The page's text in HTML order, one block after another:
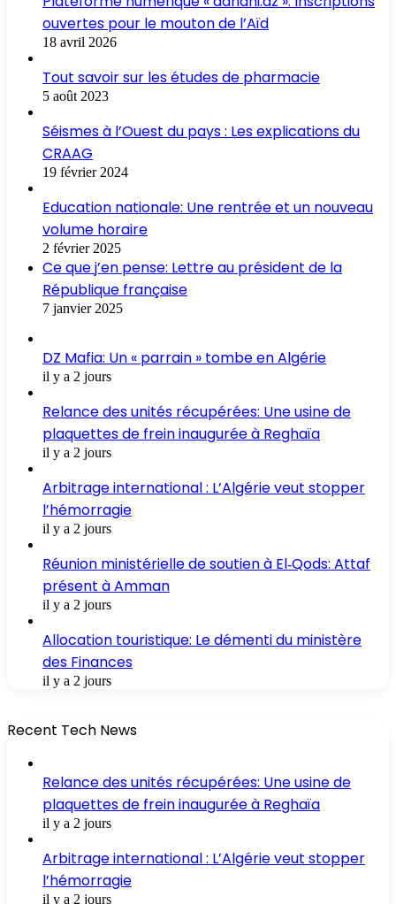
ouvertes pour le mouton de l’Aïd
18 avril 2026
Tout savoir sur les études de pharmacie
5 août 2023
Séismes à l’Ouest du pays : Les explications du
CRAAG
19 février 2024
Education nationale: Une rentrée et un nouveau
volume horaire
2 février 2025
Ce que j’en pense: Lettre au président de la
République française
7 janvier 2025
DZ Mafia: Un « parrain » tombe en Algérie
il y a 2 jours
Relance des unités récupérées: Une usine de
plaquettes de frein inaugurée à Reghaïa
il y a 2 jours
Arbitrage international : L’Algérie veut stopper
l’hémorragie
il y a 2 jours
Réunion ministérielle de soutien à El‑Qods: Attaf
présent à Amman
il y a 2 jours
Allocation touristique: Le démenti du ministère
des Finances
il y a 2 jours
Recent Tech News
Relance des unités récupérées: Une usine de
plaquettes de frein inaugurée à Reghaïa
il y a 2 jours
Arbitrage international : L’Algérie veut stopper
l’hémorragie
il y a 2 jours